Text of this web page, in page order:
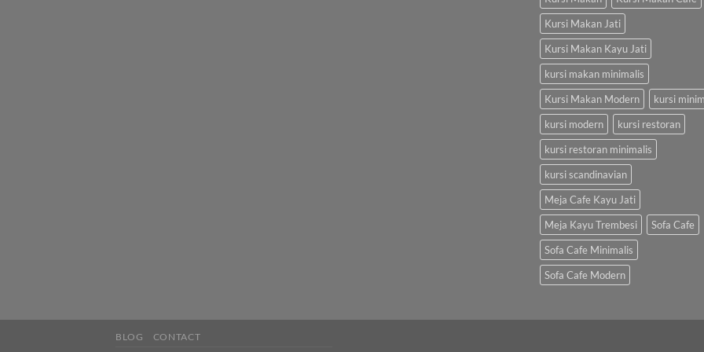
Kursi Makan Jati
Kursi Makan Kayu Jati
kursi makan minimalis
Kursi Makan Modern
kursi
kursi modern
kursi restoran
kursi restoran minimalis
kursi scandinavian
Meja Cafe Kayu Jati
Meja Kayu Trembesi
Sofa Cafe
Sofa Cafe Minimalis
Sofa Cafe Modern
BLOG CONTACT